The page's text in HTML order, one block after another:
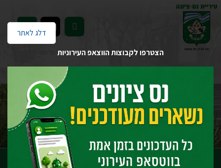
הצטרפו לקבוצות הווצאפ העירוניות
דלג לאתר EN
שקיפות
ישיבות מועצת עיר